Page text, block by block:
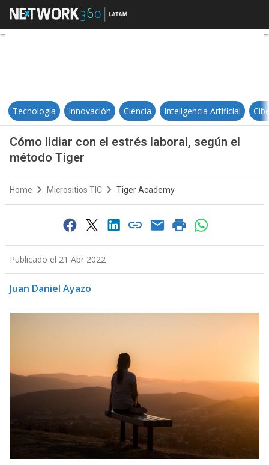
Cómo lidiar con el estrés laboral,
Tecnología Innovación Ciencia Inteligencia Artificial
Cómo lidiar con el estrés laboral, según el
método Tiger
Home Micrositios TIC Tiger Academy
Publicado el 21 Abr 2022
Juan Daniel Ayazo